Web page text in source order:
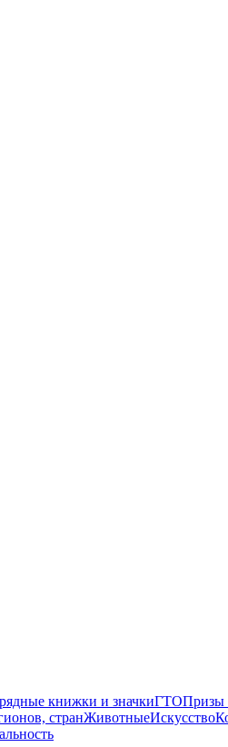
книжки и значкиГТОПризы
странЖивотныеИскусство